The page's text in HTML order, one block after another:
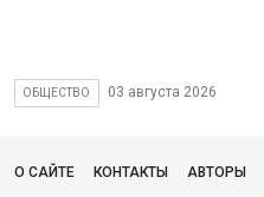
ОБЩЕСТВО 03 августа 2026
О САЙТЕ КОНТАКТЫ АВТОРЫ